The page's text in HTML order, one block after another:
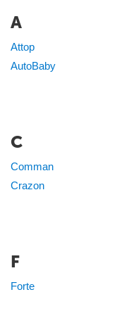
A
Attop
AutoBaby
C
Comman
Crazon
F
Forte